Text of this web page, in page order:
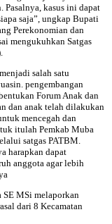
Pasalnya, kasus ini dapat
saja”, ungkap Bupati
Perekonomian dan
mengukuhkan Satgas
salah satu
pengembangan
Forum Anak dan
dan anak telah dilakukan
mencegah dan
itulah Pemkab Muba
satgas PATBM.
harapkan dapat
anggota agar lebih
SE MSi melaporkan
dari 8 Kecamatan